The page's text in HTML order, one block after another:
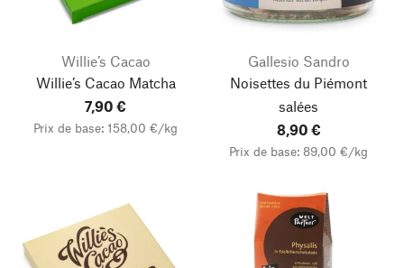
Willie’s Cacao
Willie’s Cacao Matcha
7,90 €
Prix de base: 158,00 €/kg
Gallesio Sandro
Noisettes du Piémont
salées
8,90 €
Prix de base: 89,00 €/kg